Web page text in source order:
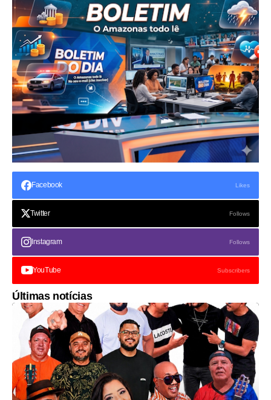
Facebook Likes
Twitter Follows
Instagram Follows
YouTube Subscribers
Últimas notícias